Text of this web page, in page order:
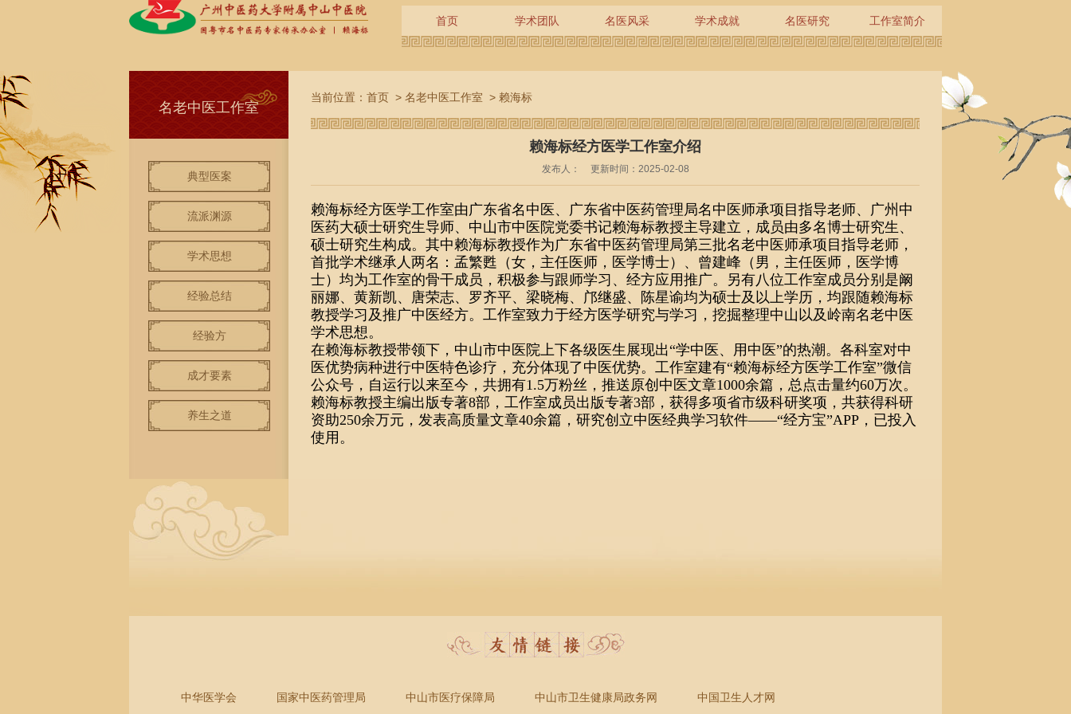
首页 学术团队 名医风采 学术成就 名医研究 工作室简介
名老中医工作室
典型医案
流派渊源
学术思想
经验总结
经验方
成才要素
养生之道
当前位置： 首页 > 名老中医工作室 > 赖海标
赖海标经方医学工作室介绍
发布人： 更新时间：2025-02-08
赖海标经方医学工作室由广东省名中医、广东省中医药管理局名中医师承项目指导老师、广州中
医药大硕士研究生导师、中山市中医院党委书记赖海标教授主导建立，成员由多名博士研究生、
硕士研究生构成。其中赖海标教授作为广东省中医药管理局第三批名老中医师承项目指导老师，
首批学术继承人两名：孟繁甦（女，主任医师，医学博士）、曾建峰（男，主任医师，医学博
士）均为工作室的骨干成员，积极参与跟师学习、经方应用推广。另有八位工作室成员分别是阚
丽娜、黄新凯、唐荣志、罗齐平、梁晓梅、邝继盛、陈星谕均为硕士及以上学历，均跟随赖海标
教授学习及推广中医经方。工作室致力于经方医学研究与学习，挖掘整理中山以及岭南名老中医
学术思想。
在赖海标教授带领下，中山市中医院上下各级医生展现出“学中医、用中医”的热潮。各科室对中
医优势病种进行中医特色诊疗，充分体现了中医优势。工作室建有“赖海标经方医学工作室”微信
公众号，自运行以来至今，共拥有1.5万粉丝，推送原创中医文章1000余篇，总点击量约60万次。
赖海标教授主编出版专著8部，工作室成员出版专著3部，获得多项省市级科研奖项，共获得科研
资助250余万元，发表高质量文章40余篇，研究创立中医经典学习软件——“经方宝”APP，已投入
使用。
中华医学会 国家中医药管理局 中山市医疗保障局 中山市卫生健康局政务网 中国卫生人才网